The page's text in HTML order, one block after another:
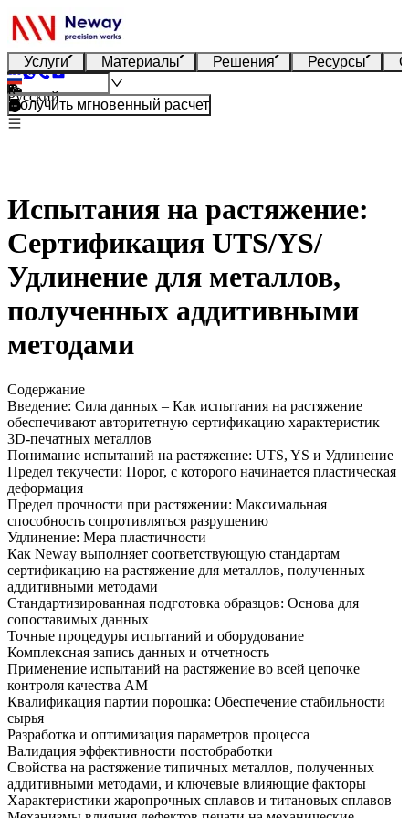
Услуги Материалы Решения Ресурсы
Русский
Получить мгновенный расчет
Испытания на растяжение:
Сертификация UTS/YS/
Удлинение для металлов,
полученных аддитивными
методами
Содержание
Введение: Сила данных – Как испытания на растяжение
обеспечивают авторитетную сертификацию характеристик
3D-печатных металлов
Понимание испытаний на растяжение: UTS, YS и Удлинение
Предел текучести: Порог, с которого начинается пластическая
деформация
Предел прочности при растяжении: Максимальная
способность сопротивляться разрушению
Удлинение: Мера пластичности
Как Neway выполняет соответствующую стандартам
сертификацию на растяжение для металлов, полученных
аддитивными методами
Стандартизированная подготовка образцов: Основа для
сопоставимых данных
Точные процедуры испытаний и оборудование
Комплексная запись данных и отчетность
Применение испытаний на растяжение во всей цепочке
контроля качества AM
Квалификация партии порошка: Обеспечение стабильности
сырья
Разработка и оптимизация параметров процесса
Валидация эффективности постобработки
Свойства на растяжение типичных металлов, полученных
аддитивными методами, и ключевые влияющие факторы
Характеристики жаропрочных сплавов и титановых сплавов